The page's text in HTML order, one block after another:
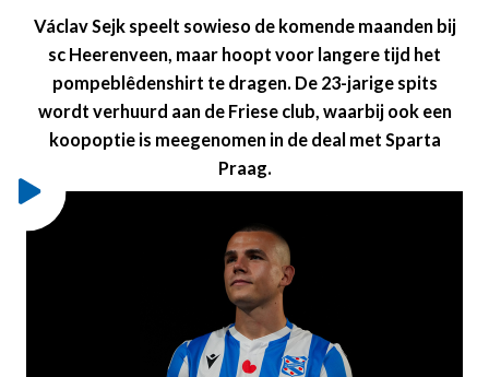
Václav Sejk speelt sowieso de komende maanden bij
sc Heerenveen, maar hoopt voor langere tijd het
pompeblêdenshirt te dragen. De 23-jarige spits
wordt verhuurd aan de Friese club, waarbij ook een
koopoptie is meegenomen in de deal met Sparta
Praag.